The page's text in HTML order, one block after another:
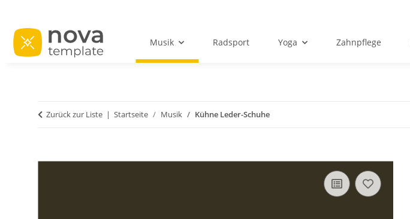
Musik Radsport Yoga Zahnpflege
Zurück zur Liste Startseite Musik Kühne Leder-Schuhe